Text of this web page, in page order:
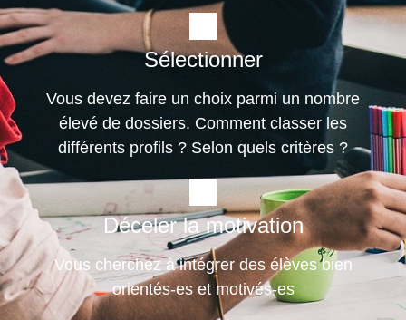
Sélectionner
Vous devez faire un choix parmi un nombre
élevé de dossiers. Comment classer les
différents profils ? Selon quels critères ?
Déceler la motivation
Vous cherchez à intégrer des élèves bien
orientés-es et motivés-es